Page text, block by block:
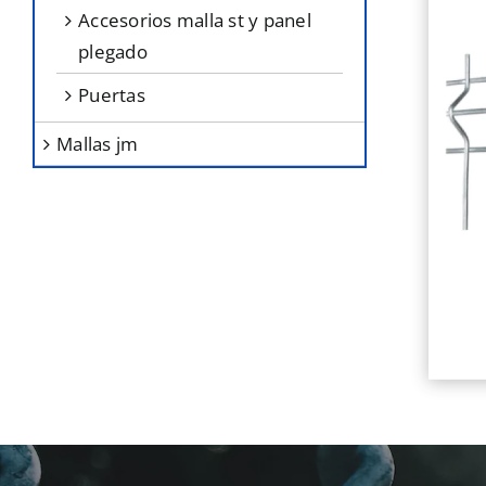
accesorios malla st y panel
plegado
puertas
mallas jm